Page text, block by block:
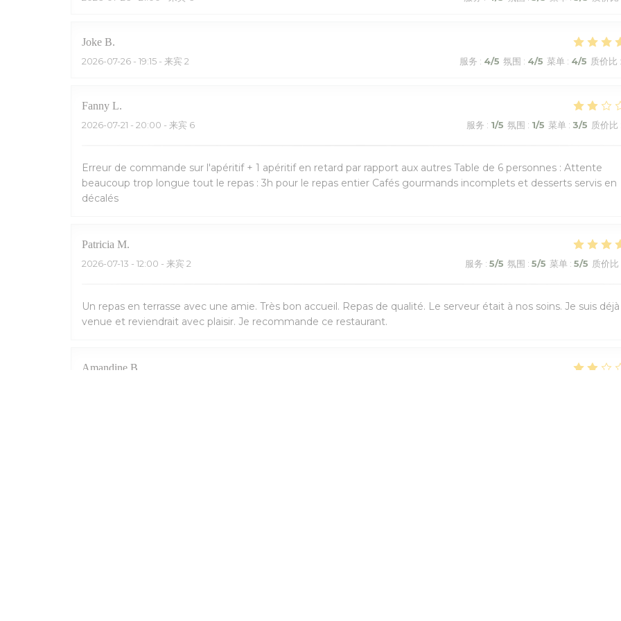
Joke B
2026-07-26 - 19:15 - 来宾 2 服务 : 4/5 氛围 : 4/5 菜单 : 4/5 质价比 :
Fanny L
2026-07-21 - 20:00 - 来宾 6 服务 : 1/5 氛围 : 1/5 菜单 : 3/5 质价比
Erreur de commande sur l'apéritif + 1 apéritif en retard par rapport aux autres Table de 6 personnes : Attente
beaucoup trop longue tout le repas : 3h pour le repas entier Cafés gourmands incomplets et desserts servis en
décalés
Patricia M
2026-07-13 - 12:00 - 来宾 2 服务 : 5/5 氛围 : 5/5 菜单 : 5/5 质价比
Un repas en terrasse avec une amie. Très bon accueil. Repas de qualité. Le serveur était à nos soins. Je suis déjà
venue et reviendrait avec plaisir. Je recommande ce restaurant.
Amandine B